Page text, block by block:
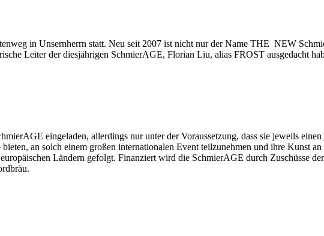
in Unsernherrn statt. Neu seit 2007 ist nicht nur der Name THE NEW
Leiter der diesjährigen SchmierAGE, Florian Liu, alias FROST ausgedacht
eingeladen, allerdings nur unter der Voraussetzung, dass sie jeweils
an solch einem großen internationalen Event teilzunehmen und ihre Kunst
Ländern gefolgt. Finanziert wird die SchmierAGE durch Zuschüsse